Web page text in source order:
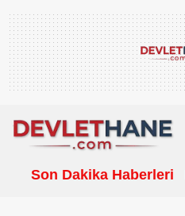
Son Dakika Haberleri